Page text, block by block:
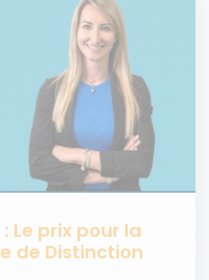
Le prix pour la
de Distinction